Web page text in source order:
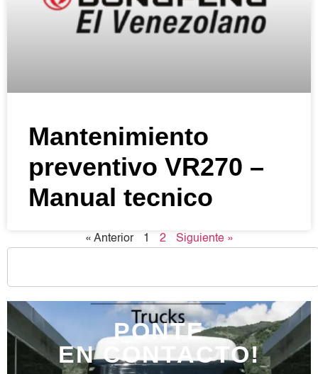
Mantenimiento
preventivo VR270 –
Manual tecnico
« Anterior 1 2 Siguiente »
PONTE
EN CONTACTO!